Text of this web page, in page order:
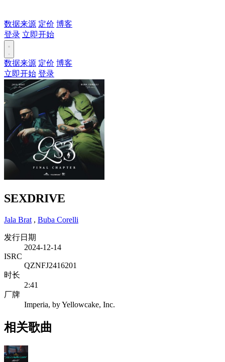
数据来源 定价 博客
登录 立即开始
数据来源 定价 博客
立即开始 登录
SEXDRIVE
Jala Brat , Buba Corelli
发行日期
2024-12-14
ISRC
QZNFJ2416201
时长
2:41
厂牌
Imperia, by Yellowcake, Inc.
相关歌曲